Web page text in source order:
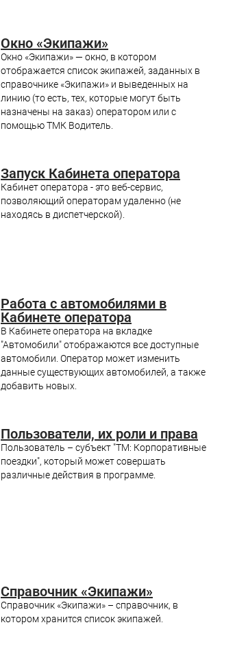
Окно «Экипажи»
Окно «Экипажи» — окно, в котором
отображается список экипажей, заданных в
справочнике «Экипажи» и выведенных на
линию (то есть, тех, которые могут быть
назначены на заказ) оператором или с
помощью ТМК Водитель.
Запуск Кабинета оператора
Кабинет оператора - это веб-сервис,
позволяющий операторам удаленно (не
находясь в диспетчерской).
Работа с автомобилями в
Кабинете оператора
В Кабинете оператора на вкладке
"Автомобили" отображаются все доступные
автомобили. Оператор может изменить
данные существующих автомобилей, а также
добавить новых.
Пользователи, их роли и права
Пользователь – субъект "ТМ: Корпоративные
поездки", который может совершать
различные действия в программе.
Справочник «Экипажи»
Справочник «Экипажи» – справочник, в
котором хранится список экипажей.